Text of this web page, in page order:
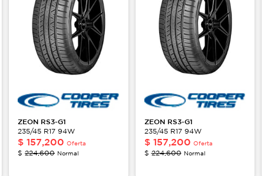
ZEON RS3-G1
235/45 R17 94W
$ 157,200 Oferta
$ 224,600 Normal
ZEON RS3-G1
235/45 R17 94W
$ 157,200 Oferta
$224,600 Normal